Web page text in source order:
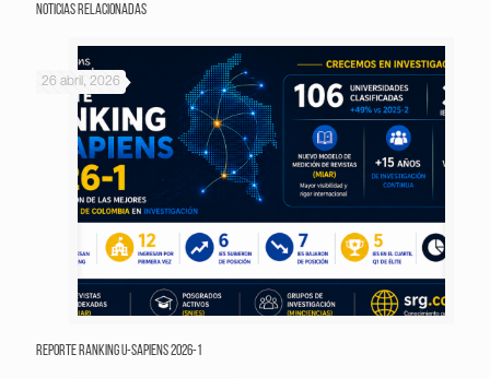
Noticias relacionadas
26 abril, 2026
Reporte Ranking U-Sapiens 2026-1